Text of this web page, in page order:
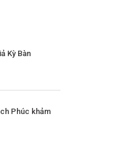
Kỳ Bàn
Phúc khảm